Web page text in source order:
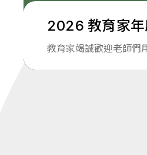
2026 教育家
教育家竭誠歡迎老師們